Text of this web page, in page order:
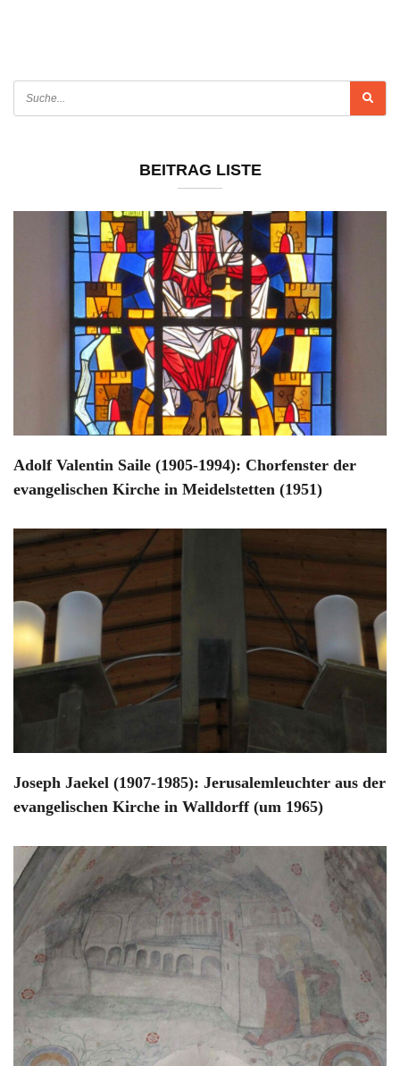
BEITRAG LISTE
Adolf Valentin Saile (1905-1994): Chorfenster der
evangelischen Kirche in Meidelstetten (1951)
Joseph Jaekel (1907-1985): Jerusalemleuchter aus der
evangelischen Kirche in Walldorff (um 1965)